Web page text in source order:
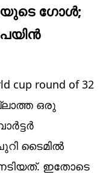
ഗോള്‍;
cup round of 32
ഒരു
ടൈമില്‍
ഇതോടെ